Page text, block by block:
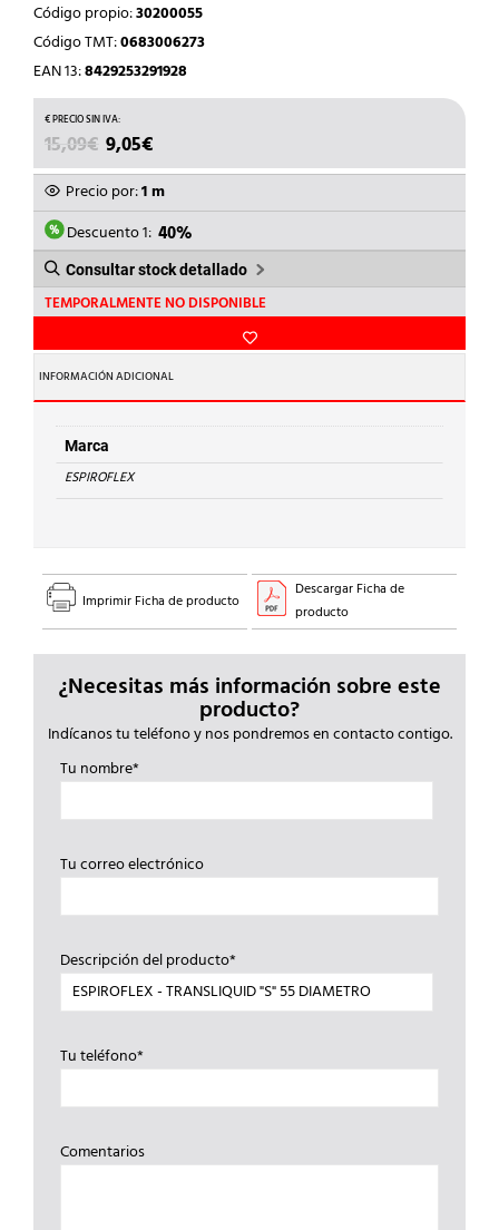
Código propio:30200055
Código TMT:0683006273
EAN 13:8429253291928
15,09€ EL
PRECIO
ORIGINAL
ERA:
15,09€.
9,05€
PRECIO
ACTUAL
ES:
9,05€.
Precio por:1 m
Descuento 1: 40%
Consultar stock detallado
TEMPORALMENTE NO DISPONIBLE
INFORMACIÓN ADICIONAL
Marca
ESPIROFLEX
Imprimir Ficha de producto
Descargar Ficha de
producto
¿Necesitas más información sobre este
producto?
Indícanos tu teléfono y nos pondremos en contacto contigo.
Tu nombre*
Tu correo electrónico
Descripción del producto*
Tu teléfono*
Comentarios